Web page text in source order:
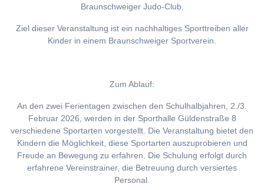
Braunschweiger Judo-Club.
Ziel dieser Veranstaltung ist ein nachhaltiges Sporttreiben aller
Kinder in einem Braunschweiger Sportverein.
Zum Ablauf:
An den zwei Ferientagen zwischen den Schulhalbjahren, 2./3.
Februar 2026, werden in der Sporthalle Güldenstraße 8
verschiedene Sportarten vorgestellt. Die Veranstaltung bietet den
Kindern die Möglichkeit, diese Sportarten auszuprobieren und
Freude an Bewegung zu erfahren. Die Schulung erfolgt durch
erfahrene Vereinstrainer, die Betreuung durch versiertes
Personal.